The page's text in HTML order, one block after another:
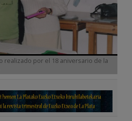
realizado por el 18 aniversario de la